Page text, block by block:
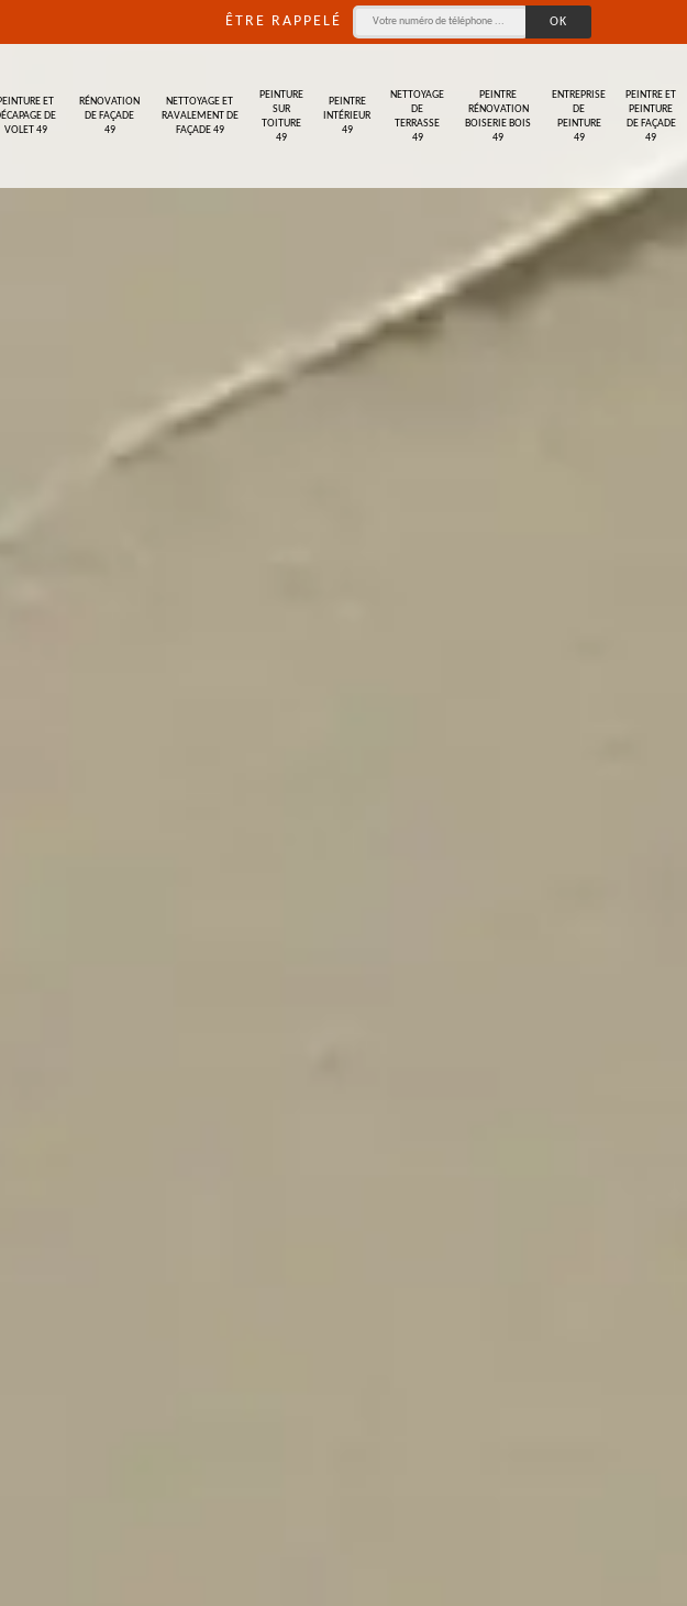
ÊTRE RAPPELÉ
ET
DE
VOLET 49
RÉNOVATION
DE FAÇADE
49
NETTOYAGE ET
RAVALEMENT DE
FAÇADE 49
PEINTURE
SUR
TOITURE
49
PEINTRE
INTÉRIEUR
49
NETTOYAGE
DE
TERRASSE
49
PEINTRE
RÉNOVATION
BOISERIE BOIS
49
ENTREPRISE
DE
PEINTURE
49
PEINTRE ET
PEINTURE
DE FAÇADE
49